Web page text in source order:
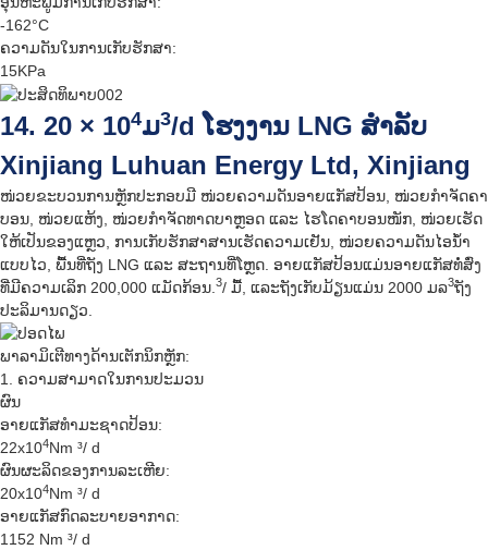
-162°C
ຄວາມດັນໃນການເກັບຮັກສາ:
15KPa
14. 20 × 104ມ3/d ໂຮງງານ LNG ສຳລັບ
Xinjiang Luhuan Energy Ltd, Xinjiang
ໜ່ວຍຂະບວນການຫຼັກປະກອບມີ ໜ່ວຍຄວາມດັນອາຍແກັສປ້ອນ, ໜ່ວຍກຳຈັດຄາ
ບອນ, ໜ່ວຍແຫ້ງ, ໜ່ວຍກຳຈັດທາດບາຫຼອດ ແລະ ໄຮໂດຄາບອນໜັກ, ໜ່ວຍເຮັດ
ໃຫ້ເປັນຂອງແຫຼວ, ການເກັບຮັກສາສານເຮັດຄວາມເຢັນ, ໜ່ວຍຄວາມດັນໄອນ້ຳ
ແບບໄວ, ພື້ນທີ່ຖັງ LNG ແລະ ສະຖານທີ່ໂຫຼດ. ອາຍແກັສປ້ອນແມ່ນອາຍແກັສທໍ່ສົ່ງ
ທີ່ມີຄວາມເລິກ 200,000 ແມັດກ້ອນ. 3/ ມື້, ແລະຖັງເກັບມ້ຽນແມ່ນ 2000 ມລ3ຖັງ
ປະລິມານດຽວ.
ພາລາມິເຕີທາງດ້ານເຕັກນິກຫຼັກ:
1. ຄວາມສາມາດໃນການປະມວນ
ຜົນ
ອາຍແກັສທຳມະຊາດປ້ອນ:
22x104Nm ³/ d
ຜົນຜະລິດຂອງການລະເຫີຍ:
20x104Nm ³/ d
ອາຍແກັສກົດລະບາຍອາກາດ:
1152 Nm ³/ d